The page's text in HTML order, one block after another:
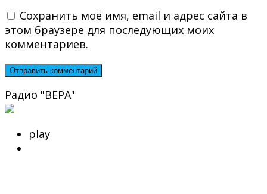
Сохранить моё имя, email и адрес сайта в
этом браузере для последующих моих
комментариев.
Радио "ВЕРА"
play